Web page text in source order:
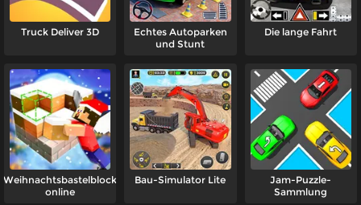
Truck Deliver 3D
Echtes Autoparken
und Stunt
Die lange Fahrt
Weihnachtsbastelblock
online
Bau-Simulator Lite
Jam-Puzzle-
Sammlung